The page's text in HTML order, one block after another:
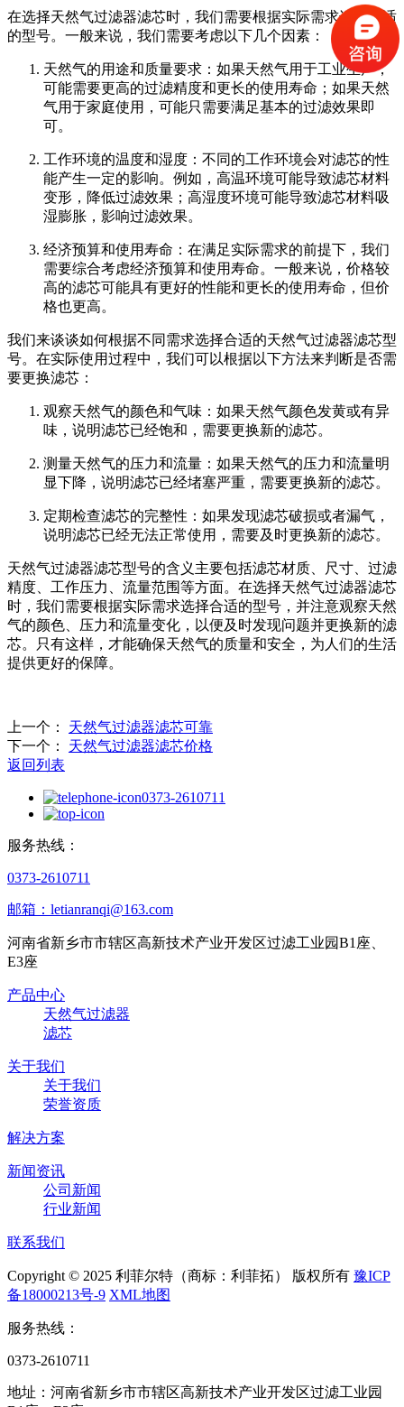
在选择天然气过滤器滤芯时，我们需要根据实际需求选择合适
的型号。一般来说，我们需要考虑以下几个因素：
天然气的用途和质量要求：如果天然气用于工业生产，
可能需要更高的过滤精度和更长的使用寿命；如果天然
气用于家庭使用，可能只需要满足基本的过滤效果即
可。
工作环境的温度和湿度：不同的工作环境会对滤芯的性
能产生一定的影响。例如，高温环境可能导致滤芯材料
变形，降低过滤效果；高湿度环境可能导致滤芯材料吸
湿膨胀，影响过滤效果。
经济预算和使用寿命：在满足实际需求的前提下，我们
需要综合考虑经济预算和使用寿命。一般来说，价格较
高的滤芯可能具有更好的性能和更长的使用寿命，但价
格也更高。
我们来谈谈如何根据不同需求选择合适的天然气过滤器滤芯型
号。在实际使用过程中，我们可以根据以下方法来判断是否需
要更换滤芯：
观察天然气的颜色和气味：如果天然气颜色发黄或有异
味，说明滤芯已经饱和，需要更换新的滤芯。
测量天然气的压力和流量：如果天然气的压力和流量明
显下降，说明滤芯已经堵塞严重，需要更换新的滤芯。
定期检查滤芯的完整性：如果发现滤芯破损或者漏气，
说明滤芯已经无法正常使用，需要及时更换新的滤芯。
天然气过滤器滤芯型号的含义主要包括滤芯材质、尺寸、过滤
精度、工作压力、流量范围等方面。在选择天然气过滤器滤芯
时，我们需要根据实际需求选择合适的型号，并注意观察天然
气的颜色、压力和流量变化，以便及时发现问题并更换新的滤
芯。只有这样，才能确保天然气的质量和安全，为人们的生活
提供更好的保障。
上一个：
天然气过滤器滤芯可靠
下一个：
天然气过滤器滤芯价格
返回列表
0373-2610711
服务热线：
0373-2610711
邮箱：letianranqi@163.com
河南省新乡市市辖区高新技术产业开发区过滤工业园B1座、
E3座
产品中心
天然气过滤器
滤芯
关于我们
关于我们
荣誉资质
解决方案
新闻资讯
公司新闻
行业新闻
联系我们
Copyright © 2025 利菲尔特（商标：利菲拓） 版权所有 豫ICP
备18000213号-9 XML地图
服务热线：
0373-2610711
地址：河南省新乡市市辖区高新技术产业开发区过滤工业园